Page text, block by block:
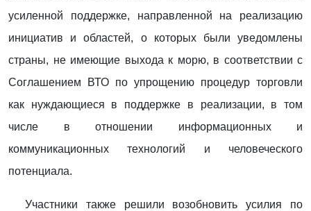
усиленной поддержке, направленной на реализацию
инициатив и областей, о которых были уведомлены
страны, не имеющие выхода к морю, в соответствии с
Соглашением ВТО по упрощению процедур торговли
как нуждающиеся в поддержке в реализации, в том
числе в отношении информационных и
коммуникационных технологий и человеческого
потенциала.
Участники также решили возобновить усилия по